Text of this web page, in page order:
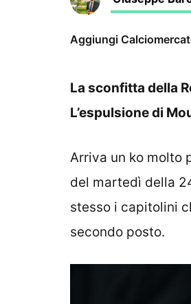
Aggiungi
La sconfitta della
L’espulsione di
Arriva un ko molto
del martedì della
stesso i capitolini
secondo posto.